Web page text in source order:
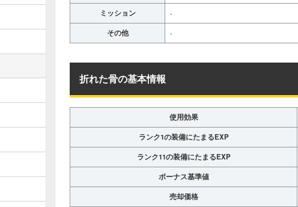
ミッション -
その他 -
折れた骨の基本情報
使用効果
ランク1の装備にたまるEXP
ランク11の装備にたまるEXP
ボーナス基準値
売却価格